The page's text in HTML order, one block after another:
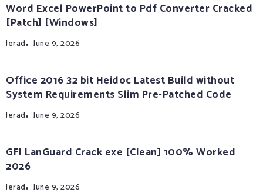
Word Excel PowerPoint to Pdf Converter Cracked
[Patch] [Windows]
Jerad June 9, 2026
Office 2016 32 bit Heidoc Latest Build without
System Requirements Slim Pre-Patched Code
Jerad June 9, 2026
GFI LanGuard Crack exe [Clean] 100% Worked
2026
Jerad June 9, 2026